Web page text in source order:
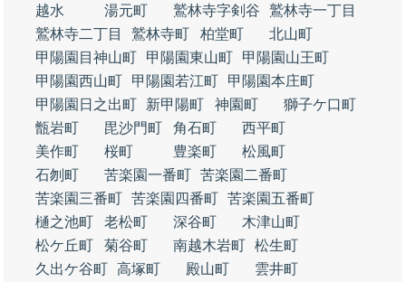
越水 湯元町 鷲林寺字剣谷
鷲林寺一丁目
鷲林寺二丁目
鷲林寺町 柏堂町
北山町
甲陽園目神山町
甲陽園東山町
甲陽園山王町
甲陽園西山町
甲陽園若江町
甲陽園本庄町
甲陽園日之出町
新甲陽町 神園町
獅子ケ口町
甑岩町
毘沙門町 角石町
西平町
美作町
桜町 豊楽町
松風町
石刎町
苦楽園一番町 苦楽園二番町
苦楽園三番町 苦楽園四番町 苦楽園五番町
樋之池町
老松町 深谷町
木津山町
松ケ丘町
菊谷町 南越木岩町 松生町
久出ケ谷町 高塚町 殿山町
雲井町